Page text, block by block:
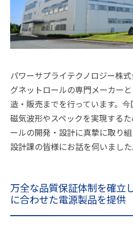
パワーサプライテクノロジー株
グネットロールの専門メーカー
造・販売までを行っています。
磁気波形やスペックを実現する
ールの開発・設計に真摯に取り
設計課の皆様にお話を伺いました
万全な品質保証体制を確立
に合わせた電源製品を提供